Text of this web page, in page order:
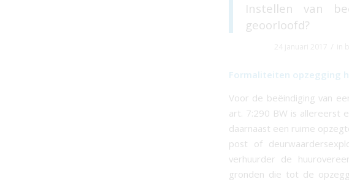
Instellen van
geoorloofd?
Formaliteiten opzegging
Voor de beëindiging van
art. 7:290 BW is allereerst
daarnaast een ruime
post of
verhuurder de
gronden die tot de